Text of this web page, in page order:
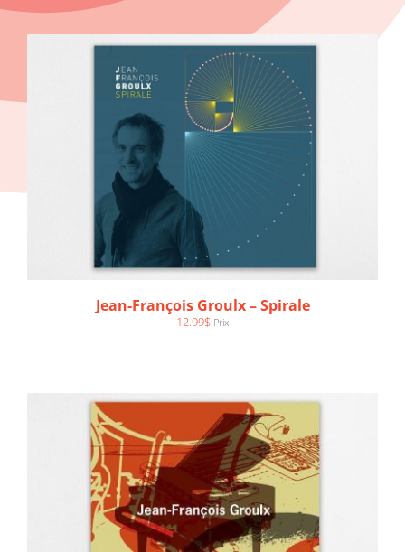
Jean-François Groulx – Spirale
12.99$ Prix
AJOUTER AU PANIER / DÉTAILS